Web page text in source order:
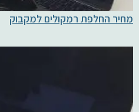
מחיר החלפת רמקולים למקבוק